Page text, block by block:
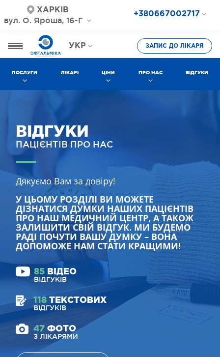
ХАРКІВ
вул. О. Яроша, 16-Г
+380667002717
+380577002717
УКР
РОС
ЗАПИС ДО ЛІКАРЯ
ПОСЛУГИ ЛІКАРІ ЦІНИ ПРО НАС ВІДГУКИ
ВІДГУКИ
ПАЦІЄНТІВ ПРО НАС
Дякуємо Вам за довіру!
У ЦЬОМУ РОЗДІЛІ ВИ МОЖЕТЕ
ДІЗНАТИСЯ ДУМКИ НАШИХ ПАЦІЄНТІВ
ПРО НАШ МЕДИЧНИЙ ЦЕНТР, А ТАКОЖ
ЗАЛИШИТИ СВІЙ ВІДГУК. МИ БУДЕМО
РАДІ ПОЧУТИ ВАШУ ДУМКУ – ВОНА
ДОПОМОЖЕ НАМ СТАТИ КРАЩИМИ!
85 ВІДЕО
ВІДГУКІВ
118 ТЕКСТОВИХ
ВІДГУКІВ
47 ФОТО
З ЛІКАРЯМИ